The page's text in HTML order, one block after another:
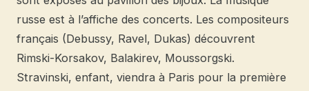
russe est à l’affiche des concerts. Les compositeurs
français (Debussy, Ravel, Dukas) découvrent
Rimski-Korsakov, Balakirev, Moussorgski.
Stravinski, enfant, viendra à Paris pour la première